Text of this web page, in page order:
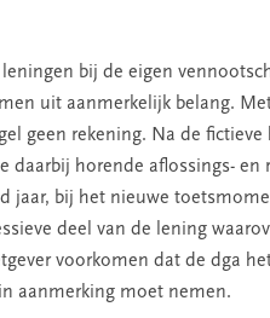
bij de eigen
uit aanmerkelijk belang.
geen rekening. Na de
daarbij horende aflossings-
jaar, bij het nieuwe
deel van de lening
voorkomen dat de dga
aanmerking moet nemen.